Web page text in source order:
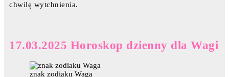
chwilę wytchnienia.
17.03.2025 Horoskop dzienny dla Wagi
znak zodiaku Waga